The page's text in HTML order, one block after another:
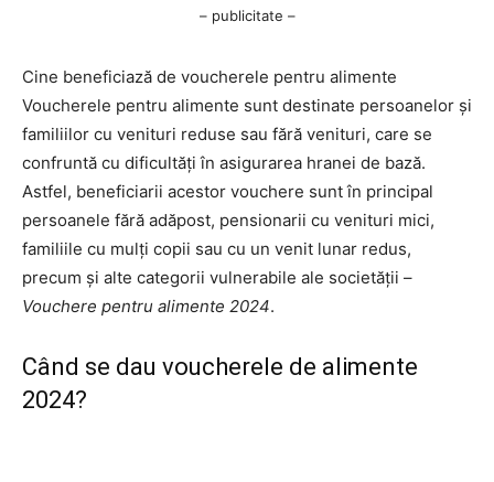
– publicitate –
Cine beneficiază de voucherele pentru alimente
Voucherele pentru alimente sunt destinate persoanelor și
familiilor cu venituri reduse sau fără venituri, care se
confruntă cu dificultăți în asigurarea hranei de bază.
Astfel, beneficiarii acestor vouchere sunt în principal
persoanele fără adăpost, pensionarii cu venituri mici,
familiile cu mulți copii sau cu un venit lunar redus,
precum și alte categorii vulnerabile ale societății –
Vouchere pentru alimente 2024.
Când se dau voucherele de alimente
2024?